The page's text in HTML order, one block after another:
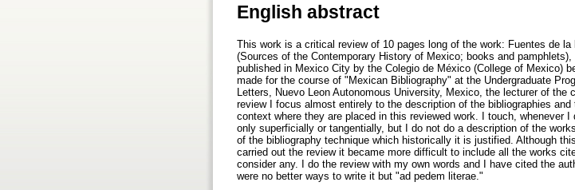
English abstract
This work is a critical review of 10 pages long of the work: Fuentes de
(Sources of the Contemporary History of Mexico; books and
published in Mexico City by the Colegio de México (College of Mexico)
made for the course of "Mexican Bibliography" at the Undergraduate
Letters, Nuevo Leon Autonomous University, Mexico, the lecturer of
review I focus almost entirely to the description of the bibliographies
context where they are placed in this reviewed work. I touch, whenever
only superficially or tangentially, but I do not do a description of the
of the bibliography technique which historically it is justified. Although
carried out the review it became more difficult to include all the works
consider any. I do the review with my own words and I have cited the
were no better ways to write it but "ad pedem literae."